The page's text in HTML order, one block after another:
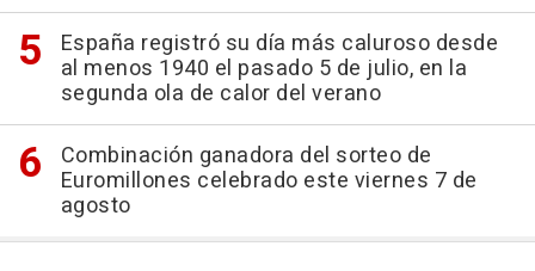
España registró su día más caluroso desde
al menos 1940 el pasado 5 de julio, en la
segunda ola de calor del verano
Combinación ganadora del sorteo de
Euromillones celebrado este viernes 7 de
agosto